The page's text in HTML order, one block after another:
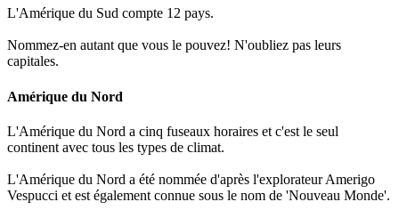
L'Amérique du Sud compte 12 pays.
Nommez-en autant que vous le pouvez! N'oubliez pas leurs
capitales.
Amérique du Nord
L'Amérique du Nord a cinq fuseaux horaires et c'est le seul
continent avec tous les types de climat.
L'Amérique du Nord a été nommée d'après l'explorateur Amerigo
Vespucci et est également connue sous le nom de 'Nouveau Monde'.